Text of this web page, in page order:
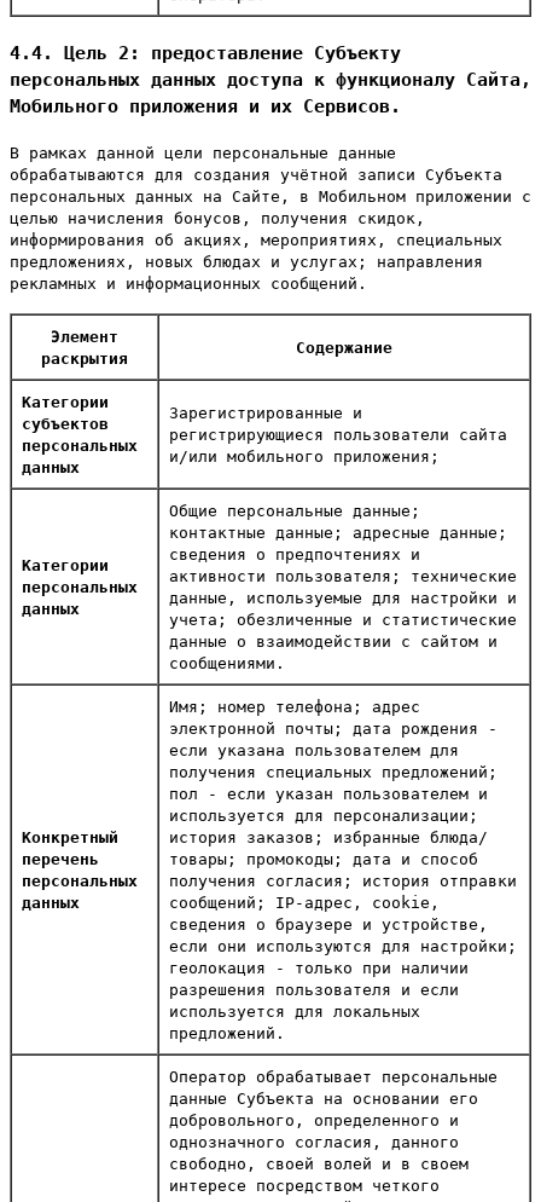
4.4. Цель 2: предоставление Субъекту
персональных данных доступа к функционалу Сайта,
Мобильного приложения и их Сервисов.
В рамках данной цели персональные данные
обрабатываются для создания учётной записи Субъекта
персональных данных на Сайте, в Мобильном приложении с
целью начисления бонусов, получения скидок,
информирования об акциях, мероприятиях, специальных
предложениях, новых блюдах и услугах; направления
рекламных и информационных сообщений.
Элемент
раскрытия
Содержание
Категории
субъектов
персональных
данных
Зарегистрированные и
регистрирующиеся пользователи сайта
и/или мобильного приложения;
Категории
персональных
данных
Общие персональные данные;
контактные данные; адресные данные;
сведения о предпочтениях и
активности пользователя; технические
данные, используемые для настройки и
учета; обезличенные и статистические
данные о взаимодействии с сайтом и
сообщениями.
Конкретный
перечень
персональных
данных
Имя; номер телефона; адрес
электронной почты; дата рождения -
если указана пользователем для
получения специальных предложений;
пол - если указан пользователем и
используется для персонализации;
история заказов; избранные блюда/
товары; промокоды; дата и способ
получения согласия; история отправки
сообщений; IP-адрес, cookie,
сведения о браузере и устройстве,
если они используются для настройки;
геолокация - только при наличии
разрешения пользователя и если
используется для локальных
предложений.
Оператор обрабатывает персональные
данные Субъекта на основании его
добровольного, определенного и
однозначного согласия, данного
свободно, своей волей и в своем
интересе посредством четкого